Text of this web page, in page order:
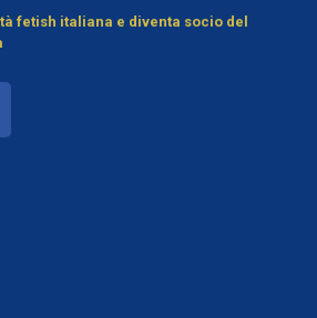
fetish italiana e diventa socio del